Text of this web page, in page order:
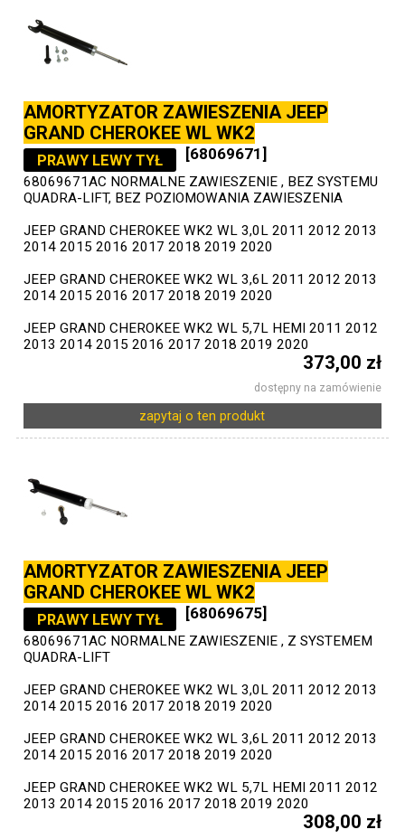
AMORTYZATOR ZAWIESZENIA JEEP
GRAND CHEROKEE WL WK2
PRAWY LEWY TYŁ [68069671]
68069671AC NORMALNE ZAWIESZENIE , BEZ SYSTEMU
QUADRA-LIFT, BEZ POZIOMOWANIA ZAWIESZENIA
JEEP GRAND CHEROKEE WK2 WL 3,0L 2011 2012 2013
2014 2015 2016 2017 2018 2019 2020
JEEP GRAND CHEROKEE WK2 WL 3,6L 2011 2012 2013
2014 2015 2016 2017 2018 2019 2020
JEEP GRAND CHEROKEE WK2 WL 5,7L HEMI 2011 2012
2013 2014 2015 2016 2017 2018 2019 2020
373,00 zł
dostępny na zamówienie
zapytaj o ten produkt
AMORTYZATOR ZAWIESZENIA JEEP
GRAND CHEROKEE WL WK2
PRAWY LEWY TYŁ [68069675]
68069671AC NORMALNE ZAWIESZENIE , Z SYSTEMEM
QUADRA-LIFT
JEEP GRAND CHEROKEE WK2 WL 3,0L 2011 2012 2013
2014 2015 2016 2017 2018 2019 2020
JEEP GRAND CHEROKEE WK2 WL 3,6L 2011 2012 2013
2014 2015 2016 2017 2018 2019 2020
JEEP GRAND CHEROKEE WK2 WL 5,7L HEMI 2011 2012
2013 2014 2015 2016 2017 2018 2019 2020
308,00 zł